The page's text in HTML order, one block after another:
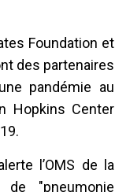
Foundation et
des partenaires
pandémie au
Hopkins Center
l’OMS de la
"pneumonie